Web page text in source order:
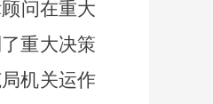
问在重大
重大决策
机关运作